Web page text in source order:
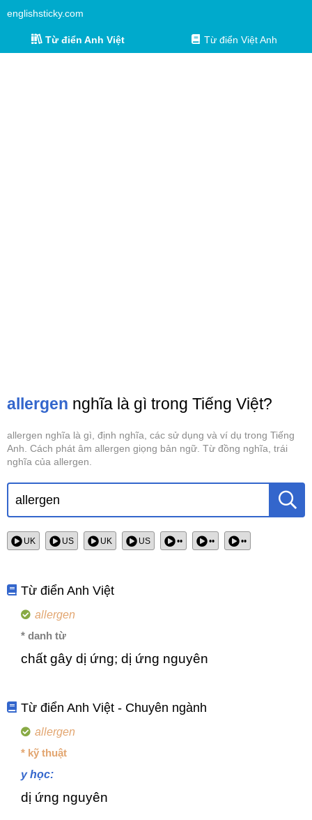
englishsticky.com
Từ điển Anh Việt Từ điển Việt Anh
allergen nghĩa là gì trong Tiếng Việt?
allergen nghĩa là gì, định nghĩa, các sử dụng và ví dụ trong Tiếng
Anh. Cách phát âm allergen giọng bản ngữ. Từ đồng nghĩa, trái
nghĩa của allergen.
UK US UK US •• •• ••
Từ điển Anh Việt
allergen
* danh từ
chất gây dị ứng; dị ứng nguyên
Từ điển Anh Việt - Chuyên ngành
allergen
* kỹ thuật
y học:
dị ứng nguyên